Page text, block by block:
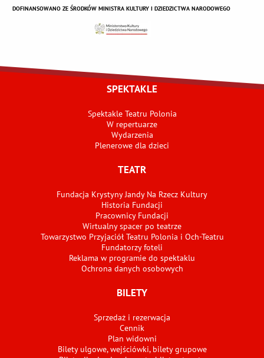
DOFINANSOWANO ZE ŚRODKÓW MINISTRA KULTURY I DZIEDZICTWA NARODOWEGO
SPEKTAKLE
Spektakle Teatru Polonia
W repertuarze
Wydarzenia
Plenerowe dla dzieci
TEATR
Fundacja Krystyny Jandy Na Rzecz Kultury
Historia Fundacji
Pracownicy Fundacji
Wirtualny spacer po teatrze
Towarzystwo Przyjaciół Teatru Polonia i Och-Teatru
Fundatorzy foteli
Reklama w programie do spektaklu
Ochrona danych osobowych
BILETY
Sprzedaż i rezerwacja
Cennik
Plan widowni
Bilety ulgowe, wejściówki, bilety grupowe